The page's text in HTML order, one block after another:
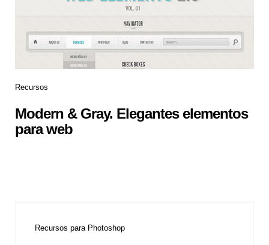
Recursos
Modern & Gray. Elegantes elementos
para web
Recursos para Photoshop